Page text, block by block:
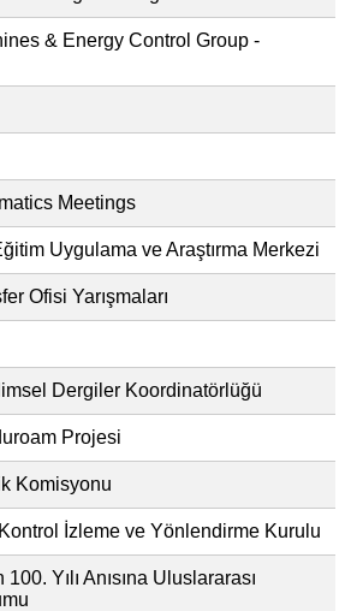
& Energy Control Group -
Meetings
Uygulama ve Araştırma Merkezi
Ofisi Yarışmaları
Dergiler Koordinatörlüğü
Projesi
Komisyonu
İzleme ve Yönlendirme Kurulu
Yılı Anısına Uluslararası